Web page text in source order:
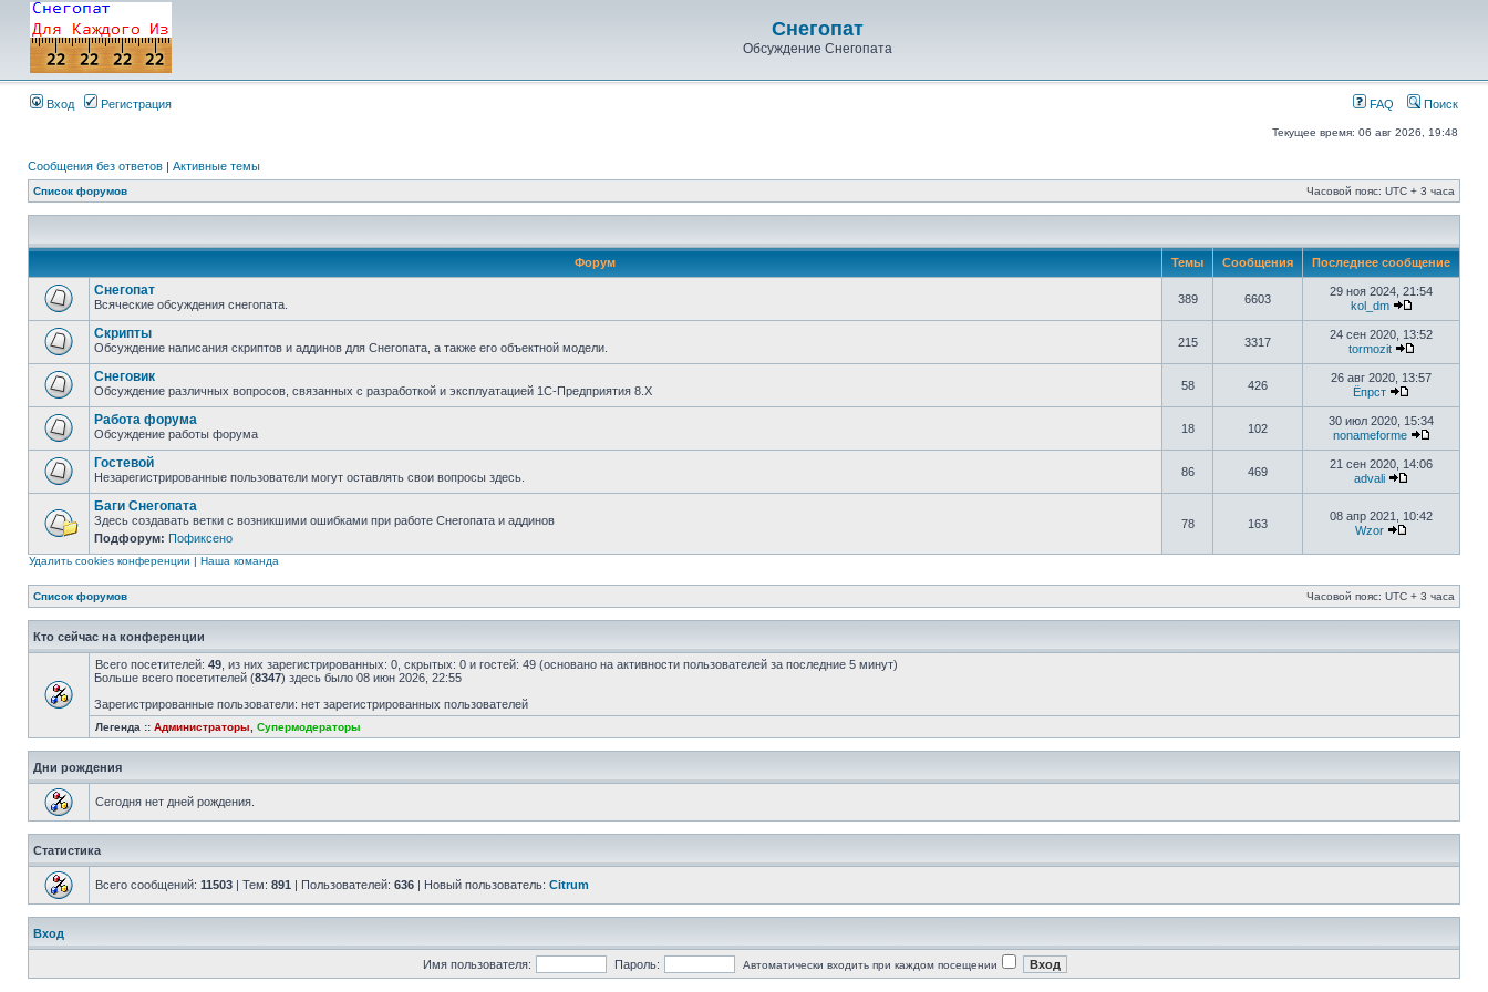
Снегопат
Обсуждение Снегопата
Вход Регистрация FAQ Поиск
Текущее время: 06 авг 2026, 19:48
Сообщения без ответов | Активные темы
Список форумов Часовой пояс: UTC + 3 часа
Форум Темы Сообщения Последнее сообщение
Снегопат
Всяческие обсуждения снегопата. 389 6603
29 ноя 2024, 21:54
kol_dm
Скрипты
Обсуждение написания скриптов и аддинов для Снегопата, а также его объектной модели. 215 3317
24 сен 2020, 13:52
tormozit
Снеговик
Обсуждение различных вопросов, связанных с разработкой и эксплуатацией 1С-Предприятия 8.X 58 426
26 авг 2020, 13:57
Ёпрст
Работа форума
Обсуждение работы форума 18 102
30 июл 2020, 15:34
nonameforme
Гостевой
Незарегистрированные пользователи могут оставлять свои вопросы здесь. 86 469
21 сен 2020, 14:06
advali
Баги Снегопата
Здесь создавать ветки с возникшими ошибками при работе Снегопата и аддинов
Подфорум: Пофиксено
78 163
08 апр 2021, 10:42
Wzor
Удалить cookies конференции | Наша команда
Список форумов Часовой пояс: UTC + 3 часа
Кто сейчас на конференции
Всего посетителей: 49 , из них зарегистрированных: 0, скрытых: 0 и гостей: 49 (основано на активности пользователей за последние 5 минут)
Больше всего посетителей (8347) здесь было 08 июн 2026, 22:55
Зарегистрированные пользователи: нет зарегистрированных пользователей
Легенда :: Администраторы Супермодераторы
Дни рождения
Сегодня нет дней рождения.
Статистика
Всего сообщений: 11503 | Тем: 891 | Пользователей: 636 | Новый пользователь: Citrum
Вход
Имя пользователя: Пароль: Автоматически входить при каждом посещении